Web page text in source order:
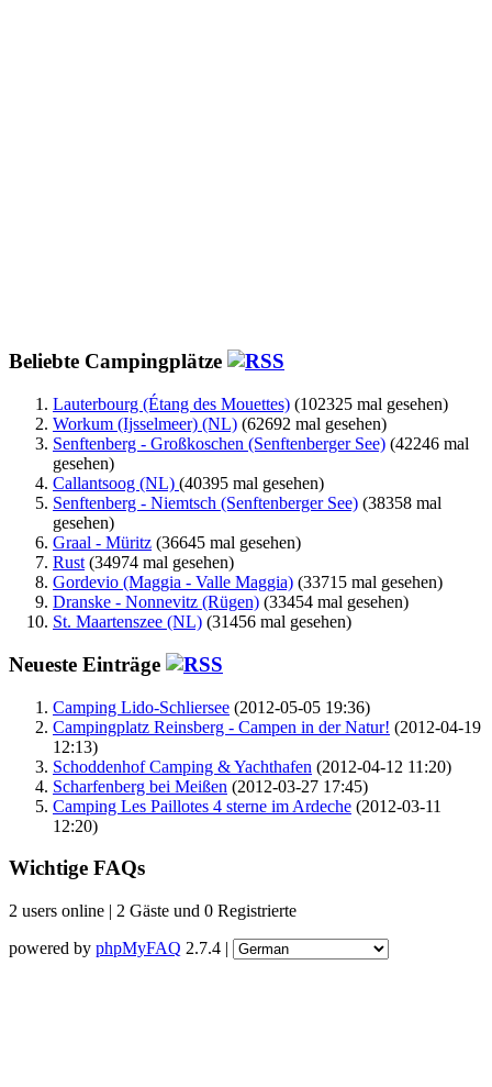
Beliebte Campingplätze
Lauterbourg (Étang des Mouettes) (102325 mal gesehen)
Workum (Ijsselmeer) (NL) (62692 mal gesehen)
Senftenberg - Großkoschen (Senftenberger See) (42246 mal
gesehen)
Callantsoog (NL) (40395 mal gesehen)
Senftenberg - Niemtsch (Senftenberger See) (38358 mal
gesehen)
Graal - Müritz (36645 mal gesehen)
Rust (34974 mal gesehen)
Gordevio (Maggia - Valle Maggia) (33715 mal gesehen)
Dranske - Nonnevitz (Rügen) (33454 mal gesehen)
St. Maartenszee (NL) (31456 mal gesehen)
Neueste Einträge
Camping Lido-Schliersee (2012-05-05 19:36)
Campingplatz Reinsberg - Campen in der Natur! (2012-04-19
12:13)
Schoddenhof Camping & Yachthafen (2012-04-12 11:20)
Scharfenberg bei Meißen (2012-03-27 17:45)
Camping Les Paillotes 4 sterne im Ardeche (2012-03-11
12:20)
Wichtige FAQs
2 users online | 2 Gäste und 0 Registrierte
powered by phpMyFAQ 2.7.4 |